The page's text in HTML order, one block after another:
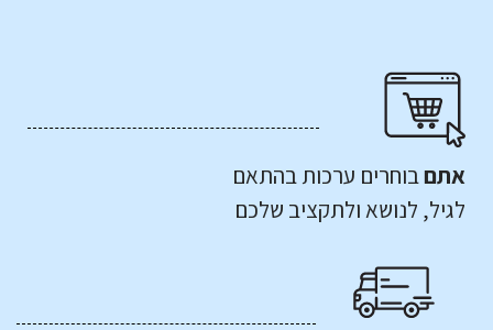
אתםבוחרים ערכות בהתאם
לגיל, לנושא ולתקציב שלכם